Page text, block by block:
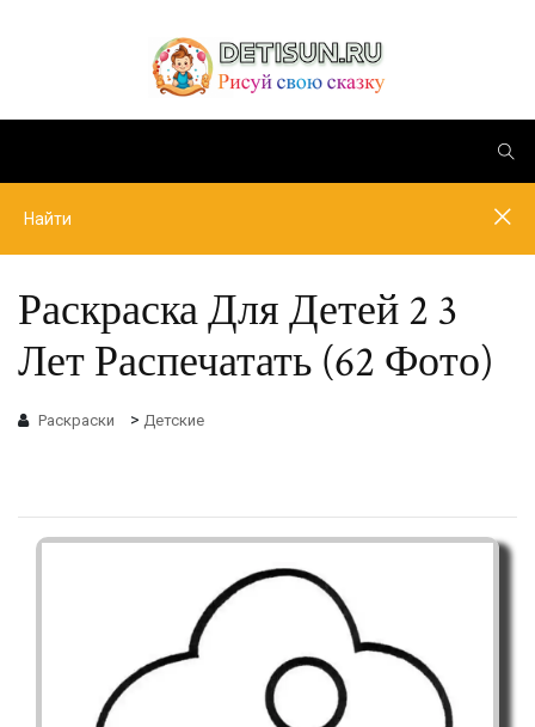
Раскраска Для Детей 2 3
Лет Распечатать (62 Фото)
Раскраски > Детские